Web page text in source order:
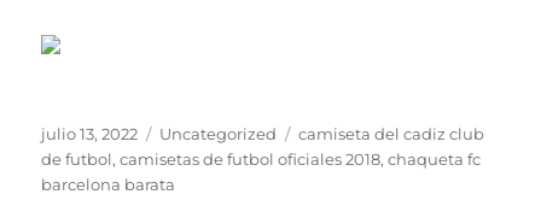
Publicado
el
julio 13, 2022 Categorías
Uncategorized Etiquetas
camiseta del cadiz club
de futbol,camisetas de futbol oficiales 2018,chaqueta fc
barcelona barata